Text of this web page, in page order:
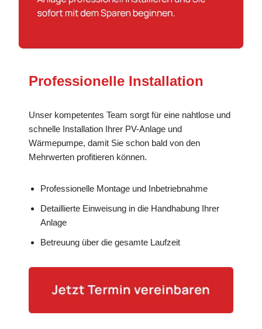
Professionelle Installation
Unser kompetentes Team sorgt für eine nahtlose und
schnelle Installation Ihrer PV-Anlage und
Wärmepumpe, damit Sie schon bald von den
Mehrwerten profitieren können.
Professionelle Montage und Inbetriebnahme
Detaillierte Einweisung in die Handhabung Ihrer
Anlage
Betreuung über die gesamte Laufzeit